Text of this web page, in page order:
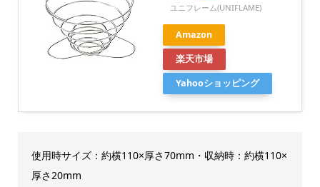
ユニフレーム(UNIFLAME)
Amazon
楽天市場
Yahooショッピング
使用時サイズ：約横110×厚さ70mm・収納時：約横110×
厚さ20mm